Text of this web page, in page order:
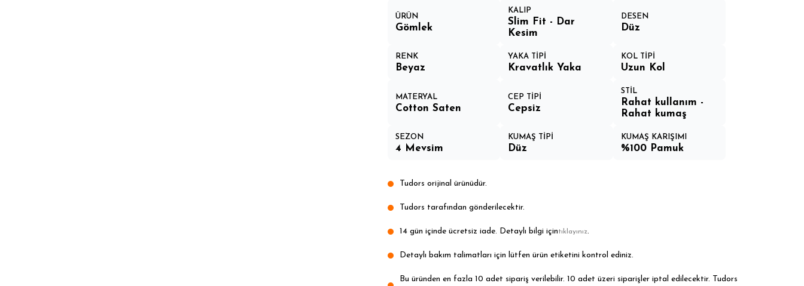
ÜRÜN
Gömlek
KALIP
Slim Fit - Dar
Kesim
DESEN
Düz
RENK
Beyaz
YAKA TİPİ
Kravatlık Yaka
KOL TİPİ
Uzun Kol
MATERYAL
Cotton Saten
CEP TİPİ
Cepsiz
STİL
Rahat kullanım -
Rahat kumaş
SEZON
4 Mevsim
KUMAŞ TİPİ
Düz
KUMAŞ KARIŞIMI
%100 Pamuk
Tudors orijinal ürünüdür.
Tudors tarafından gönderilecektir.
14 gün içinde ücretsiz iade. Detaylı bilgi içintıklayınız.
Detaylı bakım talimatları için lütfen ürün etiketini kontrol ediniz.
Bu üründen en fazla 10 adet sipariş verilebilir. 10 adet üzeri siparişler iptal edilecektir. Tudors